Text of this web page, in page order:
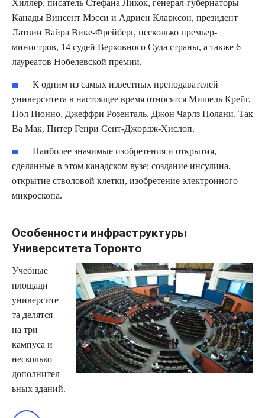
Хиллер, писатель Стефана Ликок, генерал-губернаторы
Канады Винсент Мэсси и Адриен Кларксон, президент
Латвии Вайра Вике-Фрейберг, несколько премьер-
министров, 14 судей Верховного Суда страны, а также 6
лауреатов Нобелевской премии.
К одним из самых известных преподавателей
университета в настоящее время относятся Мишель Крейг,
Пол Пюнно, Джеффри Розенталь, Джон Чарлз Полани, Так
Ва Мак, Питер Генри Сент-Джордж-Хислоп.
Наиболее значимые изобретения и открытия,
сделанные в этом канадском вузе: создание инсулина,
открытие стволовой клетки, изобретение электронного
микроскопа.
Особенности инфраструктуры
Университета Торонто
Учебные
площади
университе
та делятся
на три
кампуса и
несколько
дополнител
ьных зданий.